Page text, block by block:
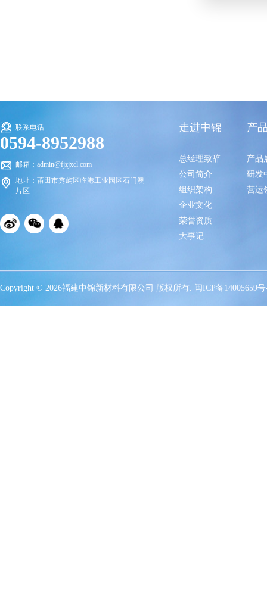
联系电话
0594-8952988
邮箱：admin@fjzjxcl.com
地址：莆田市秀屿区临港工业园区石门澳
片区
走进中锦
总经理致辞
公司简介
组织架构
企业文化
荣誉资质
大事记
产
产品
研发
营运
Copyright © 2026福建中锦新材料有限公司 版权所有. 闽ICP备14005659